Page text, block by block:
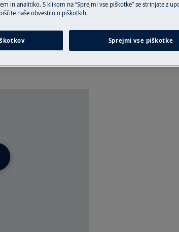
kratkemu navodilu
in analitiko. S klikom na “Sprejmi vse piškotke” se strinjate z
naše obvestilo o piškotkih.
Sprejmi vse piškotke